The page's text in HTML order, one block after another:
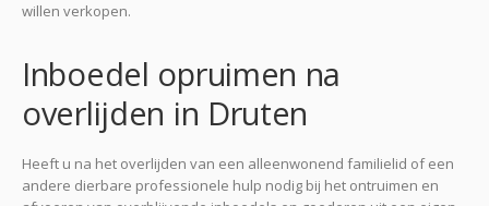
willen verkopen.
Inboedel opruimen na
overlijden in Druten
Heeft u na het overlijden van een alleenwonend familielid of een
andere dierbare professionele hulp nodig bij het ontruimen en